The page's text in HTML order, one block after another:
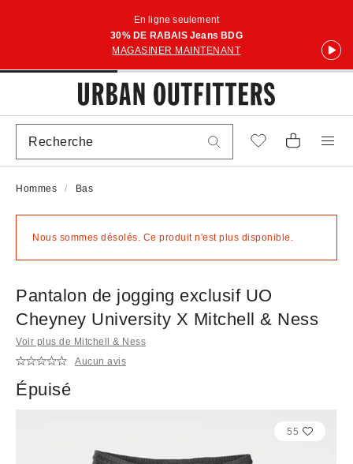
En ligne seulement
30% DE RABAIS Jeans BDG
MAGASINER MAINTENANT
Hommes Bas
Nous sommes désolés. Ce produit n'est plus disponible.
Pantalon de jogging exclusif UO
Cheyney University X Mitchell & Ness
Voir plus de Mitchell & Ness
Aucun avis
Épuisé
55